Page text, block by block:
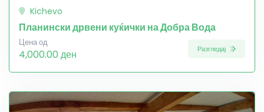
Kichevo
Планински дрвени куќички на Добра Вода
Цена од
4,000.00 ден Разгледај